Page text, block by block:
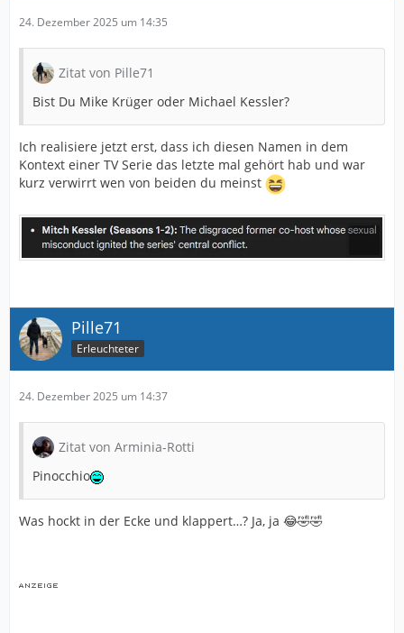
24. Dezember 2025 um 14:35
Zitat von Pille71
Bist Du Mike Krüger oder Michael Kessler?
Ich realisiere jetzt erst, dass ich diesen Namen in dem
Kontext einer TV Serie das letzte mal gehört hab und war
kurz verwirrt wen von beiden du meinst
Pille71
Erleuchteter
24. Dezember 2025 um 14:37
Zitat von Arminia-Rotti
Pinocchio
Was hockt in der Ecke und klappert…? Ja, ja 😂🤣🤣